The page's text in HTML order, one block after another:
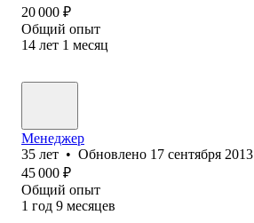
20 000 ₽
Общий опыт
14 лет 1 месяц
Менеджер
35 лет • Обновлено 17 сентября 2013
45 000 ₽
Общий опыт
1 год 9 месяцев